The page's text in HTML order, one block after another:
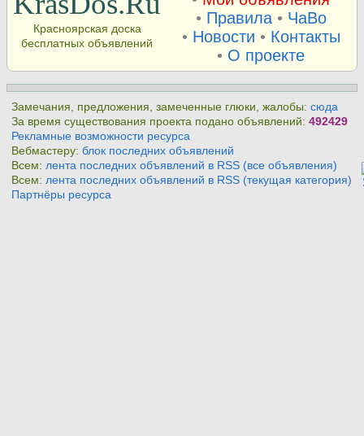
Красноярская доска
бесплатных объявлений
• Правила• ЧаВо
• Новости • Контакты
• О проекте
Замечания, предложения, замеченные глюки, жалобы:сюда
За время существования проекта подано объявлений:492429
Рекламные возможности ресурса
Вебмастеру:блок последних объявлений
Всем: лента последних объявлений в RSS (все объявления)
Всем: лента последних объявлений в RSS (текущая категория)
Партнёры ресурса